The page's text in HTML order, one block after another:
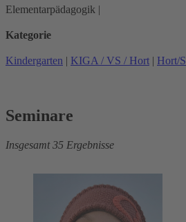
Elementarpädagogik |
Kategorie
Kindergarten | KIGA / VS / Hort | Hort/
Seminare
Insgesamt 35 Ergebnisse